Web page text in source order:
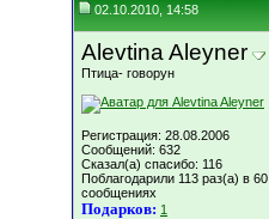
02.10.2010, 14:58
Alevtina Aleyner
Птица- говорун
Регистрация: 28.08.2006
Сообщений: 632
Сказал(а) спасибо: 116
Поблагодарили 113 раз(а) в 60
сообщениях
Подарков: 1